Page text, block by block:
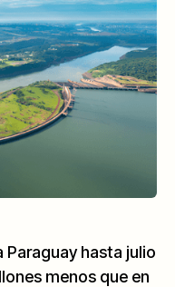
Paraguay hasta julio
menos que en